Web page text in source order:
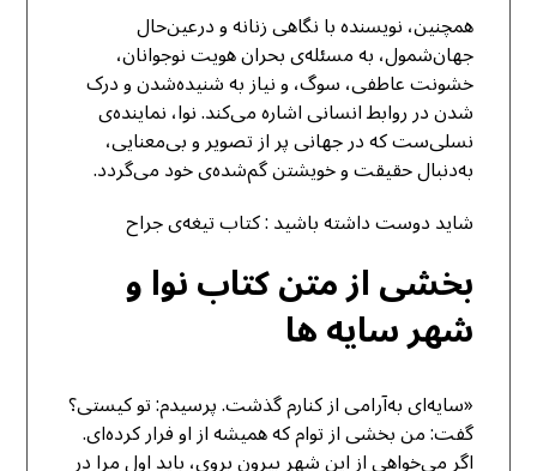
همچنین، نویسنده با نگاهی زنانه و درعین‌حال
جهان‌شمول، به مسئله‌ی بحران هویت نوجوانان،
خشونت عاطفی، سوگ، و نیاز به شنیده‌شدن و درک
شدن در روابط انسانی اشاره می‌کند. نوا، نماینده‌ی
نسلی‌ست که در جهانی پر از تصویر و بی‌معنایی،
به‌دنبال حقیقت و خویشتن گم‌شده‌ی خود می‌گردد.
شاید دوست داشته باشید :کتاب تیغه‌ی جراح
بخشی از متن کتاب نوا و
شهر سایه ها
«سایه‌ای به‌آرامی از کنارم گذشت. پرسیدم: تو کیستی؟
گفت: من بخشی از توام که همیشه از او فرار کرده‌ای.
اگر می‌خواهی از این شهر بیرون بروی، باید اول مرا در